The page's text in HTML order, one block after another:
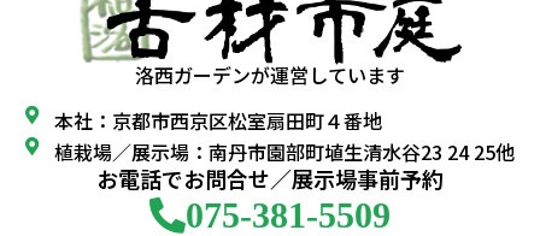
洛西ガーデンが運営しています
本社：京都市西京区松室扇田町４番地
植栽場／展示場：南丹市園部町埴生清水谷23 24 25他
お電話でお問合せ／展示場事前予約
075-381-5509